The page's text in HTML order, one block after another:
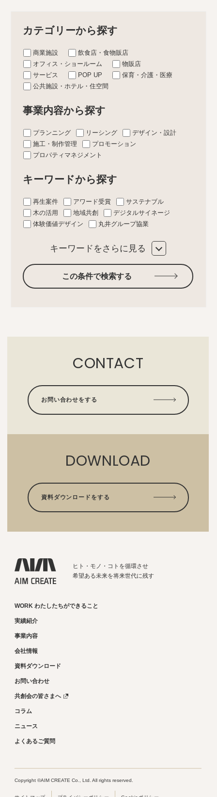
カテゴリーから探す
商業施設
飲食店・食物販店
オフィス・ショールーム
物販店
サービス
POP UP
保育・介護・医療
公共施設・ホテル・住空間
事業内容から探す
プランニング リーシング
デザイン・設計
施工・制作管理
プロモーション
プロパティマネジメント
キーワードから探す
再生案件 アワード受賞
サステナブル
木の活用
地域共創
デジタルサイネージ
体験価値デザイン
丸井グループ協業
キーワードをさらに見る
この条件で検索する
CONTACT
お問い合わせをする
DOWNLOAD
資料ダウンロードをする
ヒト・モノ・コトを循環させ
希望ある未来を将来世代に残す
WORK わたしたちができること
実績紹介
事業内容
会社情報
資料ダウンロード
お問い合わせ
共創会の皆さまへ
コラム
ニュース
よくあるご質問
Copyright ©AIM CREATE Co., Ltd. All rights reserved.